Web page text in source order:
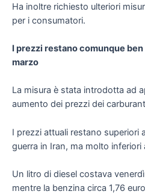
Ha inoltre richiesto ulteriori
per i consumatori.
I prezzi restano comunque
marzo
La misura è stata introdotta ad
aumento dei prezzi dei
I prezzi attuali restano superiori
guerra in Iran, ma molto inferiori
Un litro di diesel costava
mentre la benzina circa 1,76